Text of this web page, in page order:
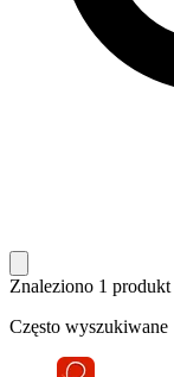
Znaleziono 1 produkt
Często wyszukiwane